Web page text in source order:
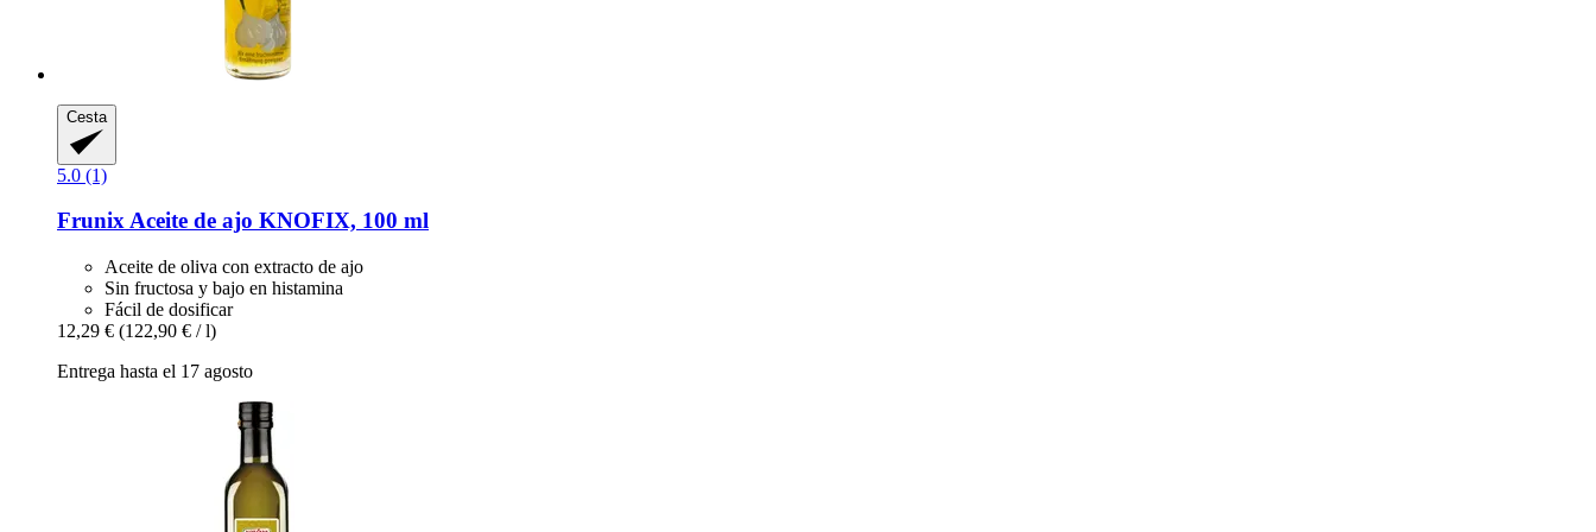
Cesta
5.0 (1)
FrunixAceite de ajo KNOFIX, 100 ml
Aceite de oliva con extracto de ajo
Sin fructosa y bajo en histamina
Fácil de dosificar
12,29 € (122,90 € / l)
Entrega hasta el 17 agosto